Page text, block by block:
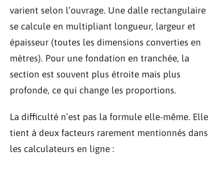
varient selon l’ouvrage. Une dalle rectangulaire
se calcule en multipliant longueur, largeur et
épaisseur (toutes les dimensions converties en
mètres). Pour une fondation en tranchée, la
section est souvent plus étroite mais plus
profonde, ce qui change les proportions.
La difficulté n’est pas la formule elle-même. Elle
tient à deux facteurs rarement mentionnés dans
les calculateurs en ligne :